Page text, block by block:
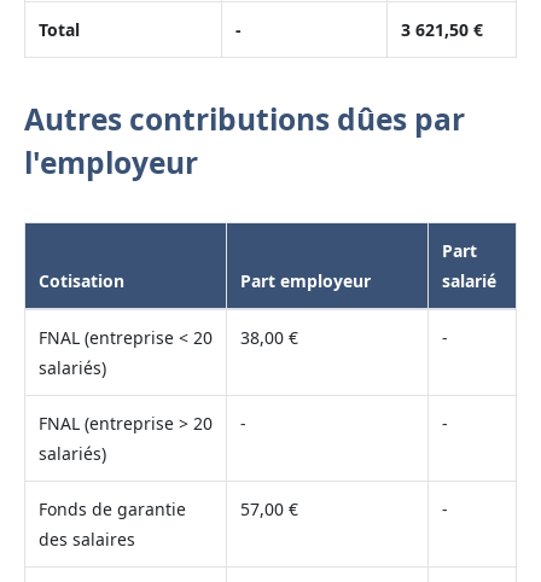
Total - 3 621,50 €
Autres contributions dûes par
l'employeur
Cotisation Part employeur
Part
salarié
FNAL (entreprise < 20
salariés)
38,00 € -
FNAL (entreprise > 20
salariés)
- -
Fonds de garantie
des salaires
57,00 € -